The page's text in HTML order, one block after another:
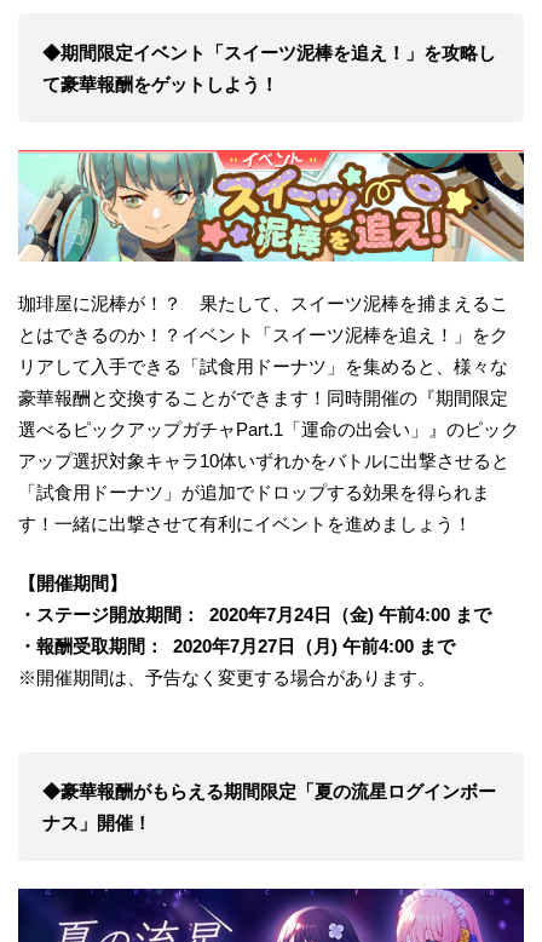
◆期間限定イベント「スイーツ泥棒を追え！」を攻略し
て豪華報酬をゲットしよう！
珈琲屋に泥棒が！？ 果たして、スイーツ泥棒を捕まえるこ
とはできるのか！？イベント「スイーツ泥棒を追え！」をク
リアして入手できる「試食用ドーナツ」を集めると、様々な
豪華報酬と交換することができます！同時開催の『期間限定
選べるピックアップガチャPart.1「運命の出会い」』のピック
アップ選択対象キャラ10体いずれかをバトルに出撃させると
「試食用ドーナツ」が追加でドロップする効果を得られま
す！一緒に出撃させて有利にイベントを進めましょう！
【開催期間】
・ステージ開放期間： 2020年7月24日（金) 午前4:00 まで
・報酬受取期間： 2020年7月27日（月) 午前4:00 まで
※開催期間は、予告なく変更する場合があります。
◆豪華報酬がもらえる期間限定「夏の流星ログインボー
ナス」開催！